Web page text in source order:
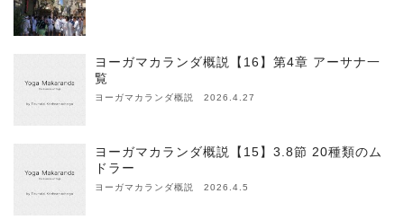
ヨーガマカランダ概説【16】第4章 アーサナ一
覧
ヨーガマカランダ概説 2026.4.27
ヨーガマカランダ概説【15】3.8節 20種類のム
ドラー
ヨーガマカランダ概説 2026.4.5